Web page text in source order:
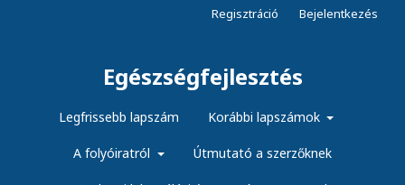
Egészségfejlesztés
Legfrissebb lapszám Korábbi lapszámok
A folyóiratról Útmutató a szerzőknek
Regisztráció Bejelentkezés